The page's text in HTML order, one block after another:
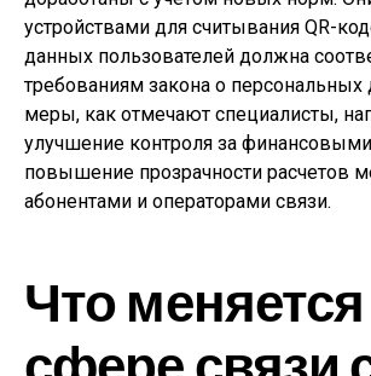
устройствами для считывания QR-
данных пользователей должна
требованиям закона о персональных
меры, как отмечают специалисты,
улучшение контроля за
повышение прозрачности расчетов
абонентами и операторами связи.
Что